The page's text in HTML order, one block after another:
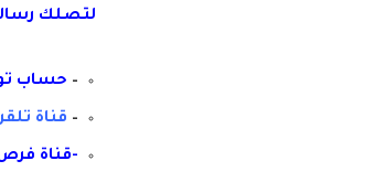
لتصلك رسال
– حساب
– قناة
-قناة